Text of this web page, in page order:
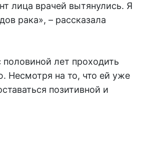
лица врачей вытянулись. Я
рака», – рассказала
лет проходить
Несмотря на то, что ей уже
позитивной и